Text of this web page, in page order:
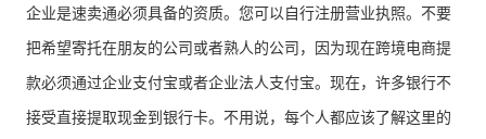
企业是速卖通必须具备的资质。您可以自行注册营业执照。不要
把希望寄托在朋友的公司或者熟人的公司，因为现在跨境电商提
款必须通过企业支付宝或者企业法人支付宝。现在，许多银行不
接受直接提取现金到银行卡。不用说，每个人都应该了解这里的